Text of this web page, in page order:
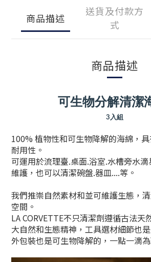
商品描述
送貨及付款方
式
商品描述
可生物分解清潔
3入組
100% 植物性和可生物降解的海綿，
耐用性。
可運用於流理臺.桌面.浴室.水槽旁水
維護，也可以清潔碗盤.器皿....等。
我們推崇自然素材和並可維護生態，
空間。
LA CORVETTE不只清潔劑遵循古法天
大自然和生態精神，工具選材細節也
外包裝也是可生物降解的，一點一滴